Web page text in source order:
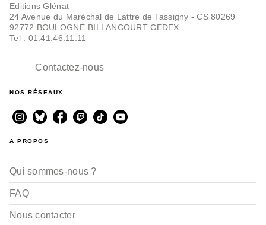
Editions Glénat
24 Avenue du Maréchal de Lattre de Tassigny - CS 80269
92772 BOULOGNE-BILLANCOURT CEDEX
Tel : 01.41.46.11.11
Contactez-nous
NOS RÉSEAUX
A PROPOS
Qui sommes-nous ?
FAQ
Nous contacter